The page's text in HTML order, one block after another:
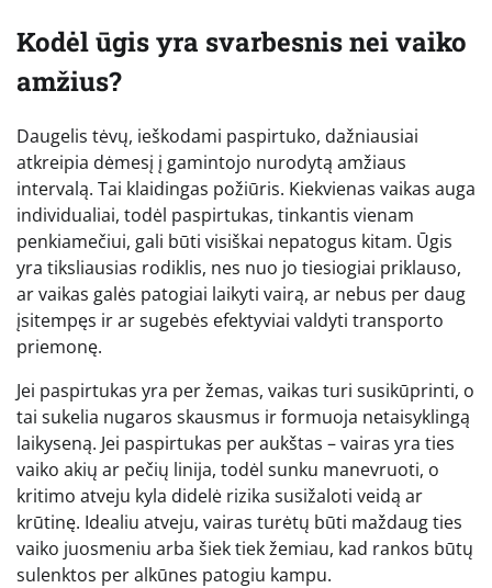
Kodėl ūgis yra svarbesnis nei vaiko
amžius?
Daugelis tėvų, ieškodami paspirtuko, dažniausiai
atkreipia dėmesį į gamintojo nurodytą amžiaus
intervalą. Tai klaidingas požiūris. Kiekvienas vaikas auga
individualiai, todėl paspirtukas, tinkantis vienam
penkiamečiui, gali būti visiškai nepatogus kitam. Ūgis
yra tiksliausias rodiklis, nes nuo jo tiesiogiai priklauso,
ar vaikas galės patogiai laikyti vairą, ar nebus per daug
įsitempęs ir ar sugebės efektyviai valdyti transporto
priemonę.
Jei paspirtukas yra per žemas, vaikas turi susikūprinti, o
tai sukelia nugaros skausmus ir formuoja netaisyklingą
laikyseną. Jei paspirtukas per aukštas – vairas yra ties
vaiko akių ar pečių linija, todėl sunku manevruoti, o
kritimo atveju kyla didelė rizika susižaloti veidą ar
krūtinę. Idealiu atveju, vairas turėtų būti maždaug ties
vaiko juosmeniu arba šiek tiek žemiau, kad rankos būtų
sulenktos per alkūnes patogiu kampu.